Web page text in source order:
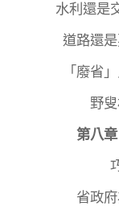
水利還是
道路還
「廢省
野
第八
省政